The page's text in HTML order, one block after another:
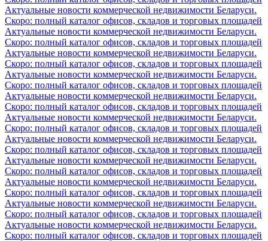
Актуальные новости коммерческой недвижимости Беларуси.
Скоро: полный каталог офисов, складов и торговых площадей
Актуальные новости коммерческой недвижимости Беларуси.
Скоро: полный каталог офисов, складов и торговых площадей
Актуальные новости коммерческой недвижимости Беларуси.
Скоро: полный каталог офисов, складов и торговых площадей
Актуальные новости коммерческой недвижимости Беларуси.
Скоро: полный каталог офисов, складов и торговых площадей
Актуальные новости коммерческой недвижимости Беларуси.
Скоро: полный каталог офисов, складов и торговых площадей
Актуальные новости коммерческой недвижимости Беларуси.
Скоро: полный каталог офисов, складов и торговых площадей
Актуальные новости коммерческой недвижимости Беларуси.
Скоро: полный каталог офисов, складов и торговых площадей
Актуальные новости коммерческой недвижимости Беларуси.
Скоро: полный каталог офисов, складов и торговых площадей
Актуальные новости коммерческой недвижимости Беларуси.
Скоро: полный каталог офисов, складов и торговых площадей
Актуальные новости коммерческой недвижимости Беларуси.
Скоро: полный каталог офисов, складов и торговых площадей
Актуальные новости коммерческой недвижимости Беларуси.
Скоро: полный каталог офисов, складов и торговых площадей